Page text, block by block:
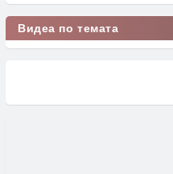
Видеа по темата